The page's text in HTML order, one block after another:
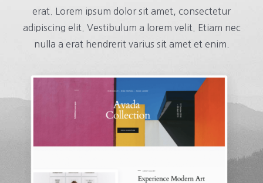
erat. Lorem ipsum dolor sit amet, consectetur
adipiscing elit. Vestibulum a lorem velit. Etiam nec
nulla a erat hendrerit varius sit amet et enim.